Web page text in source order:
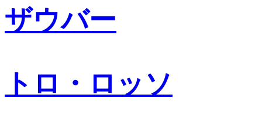
ザウバー
トロ・ロッソ